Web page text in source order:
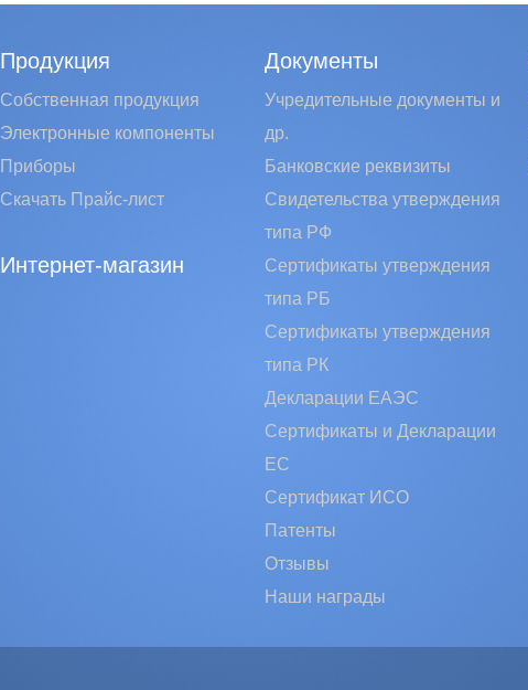
Продукция
Собственная продукция
Электронные компоненты
Приборы
Скачать Прайс-лист
Интернет-магазин
Документы
Учредительные документы и
др.
Банковские реквизиты
Свидетельства утверждения
типа РФ
Сертификаты утверждения
типа РБ
Сертификаты утверждения
типа РК
Декларации ЕАЭС
Сертификаты и Декларации
EC
Сертификат ИСО
Патенты
Отзывы
Наши награды